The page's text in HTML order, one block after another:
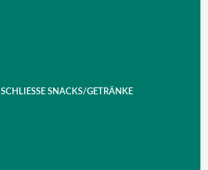
SCHLIESSE SNACKS/GETRÄNKE